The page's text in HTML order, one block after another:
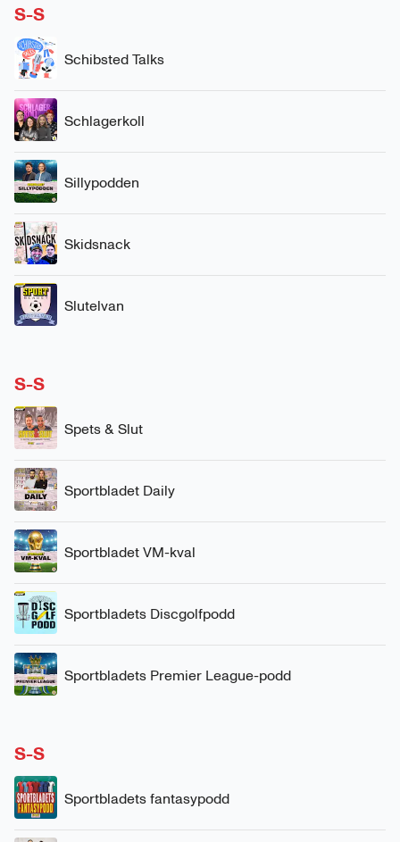
S-S
Schibsted Talks
Schlagerkoll
Sillypodden
Skidsnack
Slutelvan
S-S
Spets & Slut
Sportbladet Daily
Sportbladet VM-kval
Sportbladets Discgolfpodd
Sportbladets Premier League-podd
S-S
Sportbladets fantasypodd